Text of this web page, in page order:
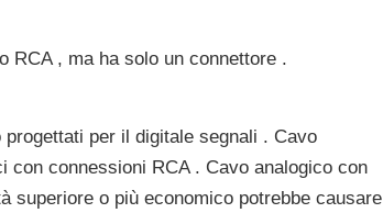
RCA , ma ha solo un connettore .
per il digitale segnali . Cavo
connessioni RCA . Cavo analogico con
superiore o più economico potrebbe causare